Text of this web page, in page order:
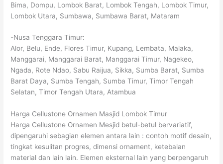
Bima, Dompu, Lombok Barat, Lombok Tengah, Lombok Timur,
Lombok Utara, Sumbawa, Sumbawa Barat, Mataram
-Nusa Tenggara Timur:
Alor, Belu, Ende, Flores Timur, Kupang, Lembata, Malaka,
Manggarai, Manggarai Barat, Manggarai Timur, Nagekeo,
Ngada, Rote Ndao, Sabu Raijua, Sikka, Sumba Barat, Sumba
Barat Daya, Sumba Tengah, Sumba Timur, Timor Tengah
Selatan, Timor Tengah Utara, Atambua
Harga Cellustone Ornamen Masjid Lombok Timur
Harga Cellustone Ornamen Mesjid betul-betul bervariatif,
dipengaruhi sebagian elemen antara lain : contoh motif desain,
tingkat kesulitan progres, dimensi ornament, ketebalan
material dan lain lain. Elemen eksternal lain yang berpengaruh